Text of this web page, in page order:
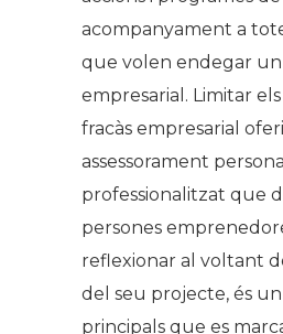
acompanyament a
que volen endegar
empresarial. Limitar
fracàs empresarial
assessorament
professionalitzat que
persones
reflexionar al voltant
del seu projecte, és
principals que es